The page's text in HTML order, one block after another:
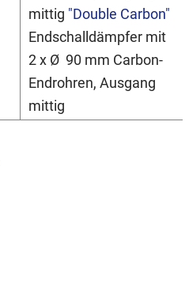
mittig "Double Carbon"
Endschalldämpfer mit
2 x Ø 90 mm Carbon-
Endrohren, Ausgang
mittig